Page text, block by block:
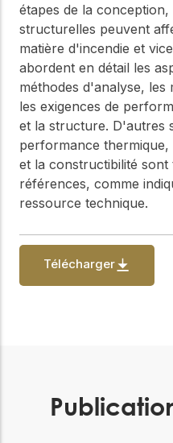
étapes de la conception,
structurelles peuvent
matière d'incendie et
abordent en détail les
méthodes d'analyse,
les exigences de
et la structure. D'autres
performance
et la constructibilité sont
références, comme
ressource technique.
Télécharger